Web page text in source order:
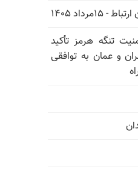
۱۴۰۵
تنگه هرمز تأکید
و عمان به توافقی